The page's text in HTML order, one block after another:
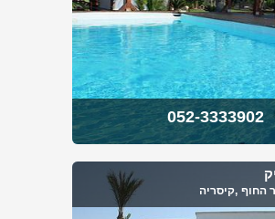
052-3333902
החוף ,קיסריה